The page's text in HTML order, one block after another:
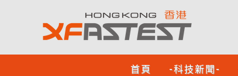
首頁 -科技新聞-